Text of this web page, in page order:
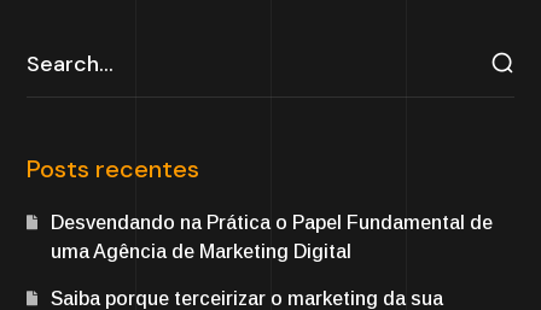
Posts recentes
Desvendando na Prática o Papel Fundamental de
uma Agência de Marketing Digital
Saiba porque terceirizar o marketing da sua